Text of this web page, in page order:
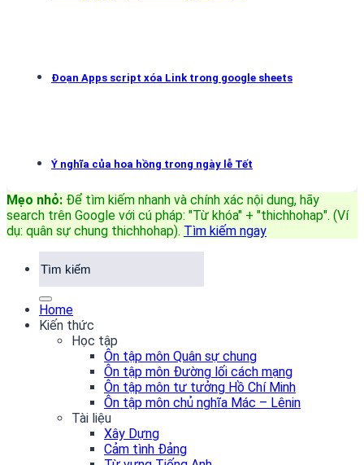
Đoạn Apps script xóa Link trong google sheets
Ý nghĩa của hoa hồng trong ngày lễ Tết
Mẹo nhỏ: Để tìm kiếm nhanh và chính xác nội dung, hãy
search trên Google với cú pháp: "Từ khóa" + "thichhohap". (Ví
dụ: quân sự chung thichhohap). Tìm kiếm ngay
Home
Kiến thức
Học tập
Ôn tập môn Quân sự chung
Ôn tập môn Đường lối cách mạng
Ôn tập môn tư tưởng Hồ Chí Minh
Ôn tập môn chủ nghĩa Mác – Lênin
Tài liệu
Xây Dựng
Cảm tình Đảng